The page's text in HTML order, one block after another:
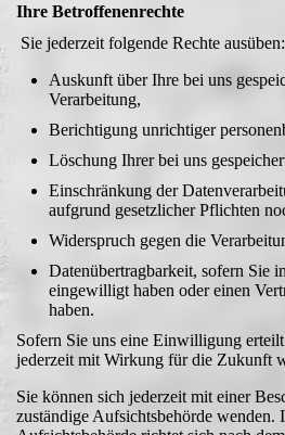
Ihre Betroffenenrechte
Sie jederzeit folgende Rechte ausüben:
Auskunft über Ihre bei uns
Verarbeitung,
Berichtigung unrichtiger
Löschung Ihrer bei uns
Einschränkung der
aufgrund gesetzlicher Pflichten
Widerspruch gegen die
Datenübertragbarkeit, sofern Sie
eingewilligt haben oder einen
haben.
Sofern Sie uns eine Einwilligung
jederzeit mit Wirkung für die Zukunft
Sie können sich jederzeit mit einer
zuständige Aufsichtsbehörde wenden.